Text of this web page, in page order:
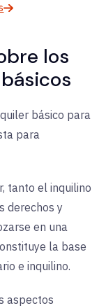
los
básico para
para
tanto el inquilino
derechos y
en una
la base
e inquilino.
aspectos